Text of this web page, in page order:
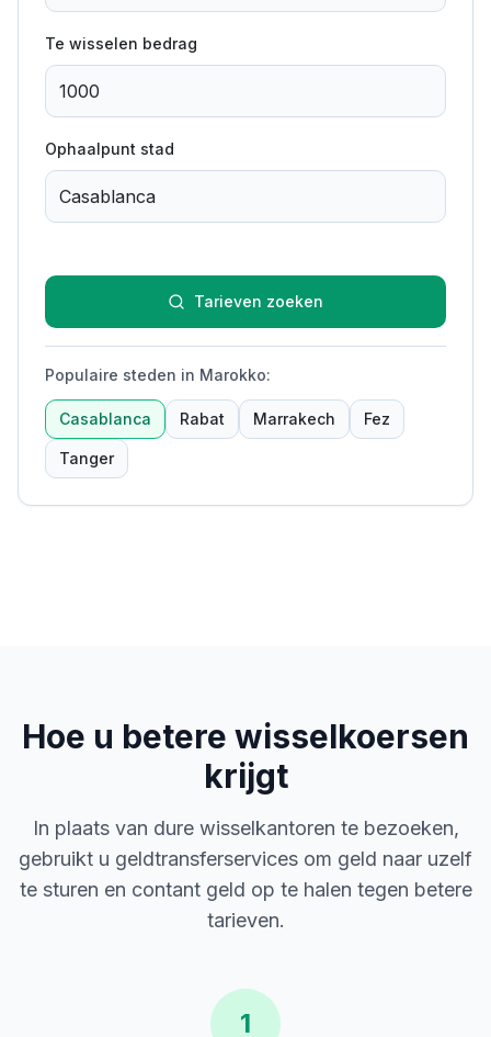
Te wisselen bedrag
Ophaalpunt stad
Tarieven zoeken
Populaire steden in Marokko:
Casablanca Rabat Marrakech Fez
Tanger
Hoe u betere wisselkoersen
krijgt
In plaats van dure wisselkantoren te bezoeken,
gebruikt u geldtransferservices om geld naar uzelf
te sturen en contant geld op te halen tegen betere
tarieven.
1